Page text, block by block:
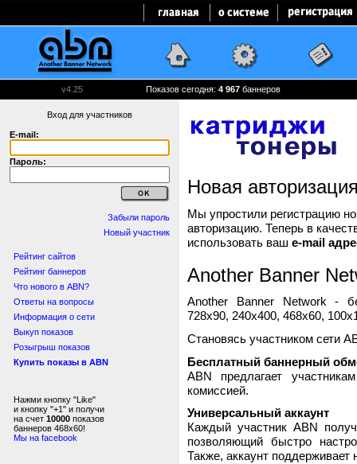
v4.25 Показов сегодня: 4 967 баннеров
Вход для участников
E-mail:
Пароль:
Забыли пароль
Новый участник
Рейтинг сайтов
Рейтинг баннеров
Что нового в ABN?
Ответы на вопросы
Информация о сети
Выкуп показов
Розыгрыш показов
Купить показы в ABN
Нажми кнопку "Like"
и кнопку "+1" и получи
на счет 10000 показов
баннеров 468x60!
Мы на facebook
Новая
Мы упростили регистрацию
авторизацию. Теперь в
использовать ваш e-mail
Another Banner
Another Banner Network -
728x90, 240x400, 468x60,
Становясь участником сети
Бесплатный баннерный
ABN предлагает
комиссией.
Универсальный аккаунт
Каждый участник ABN
позволяющий быстро
Также, аккаунт поддерживает